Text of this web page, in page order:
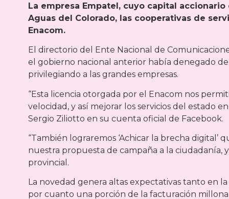
La empresa Empatel, cuyo capital
Aguas del Colorado, las cooperativas de
Enacom.
El directorio del Ente Nacional de
el gobierno nacional anterior había denegado
privilegiando a las grandes empresas.
“Esta licencia otorgada por el Enacom nos
velocidad, y así mejorar los servicios del estado
Sergio Ziliotto en su cuenta oficial de Facebook.
“También lograremos ‘Achicar la brecha digital’
nuestra propuesta de campaña a la ciudadanía,
provincial.
La novedad genera altas expectativas tanto en
por cuanto una porción de la facturación